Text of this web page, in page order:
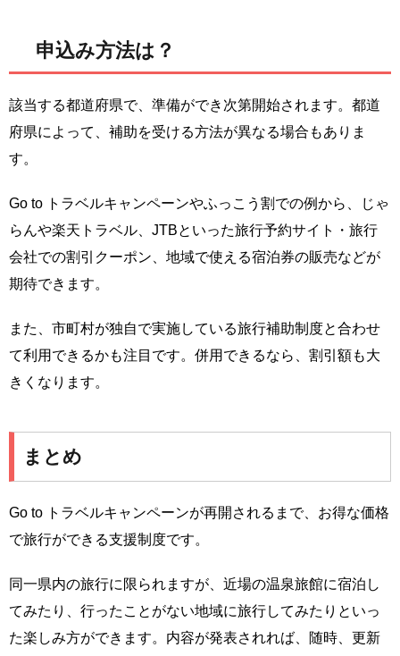
申込み方法は？
該当する都道府県で、準備ができ次第開始されます。都道
府県によって、補助を受ける方法が異なる場合もありま
す。
Go to トラベルキャンペーンやふっこう割での例から、じゃ
らんや楽天トラベル、JTBといった旅行予約サイト・旅行
会社での割引クーポン、地域で使える宿泊券の販売などが
期待できます。
また、市町村が独自で実施している旅行補助制度と合わせ
て利用できるかも注目です。併用できるなら、割引額も大
きくなります。
まとめ
Go to トラベルキャンペーンが再開されるまで、お得な価格
で旅行ができる支援制度です。
同一県内の旅行に限られますが、近場の温泉旅館に宿泊し
てみたり、行ったことがない地域に旅行してみたりといっ
た楽しみ方ができます。内容が発表されれば、随時、更新